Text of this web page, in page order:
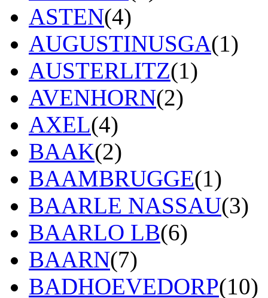
ASTEN(4)
AUGUSTINUSGA(1)
AUSTERLITZ(1)
AVENHORN(2)
AXEL(4)
BAAK(2)
BAAMBRUGGE(1)
BAARLE NASSAU(3)
BAARLO LB(6)
BAARN(7)
BADHOEVEDORP(10)